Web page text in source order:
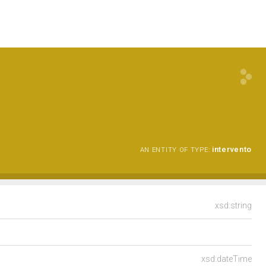
AN ENTITY OF TYPE: intervento
xsd:string
xsd:dateTime